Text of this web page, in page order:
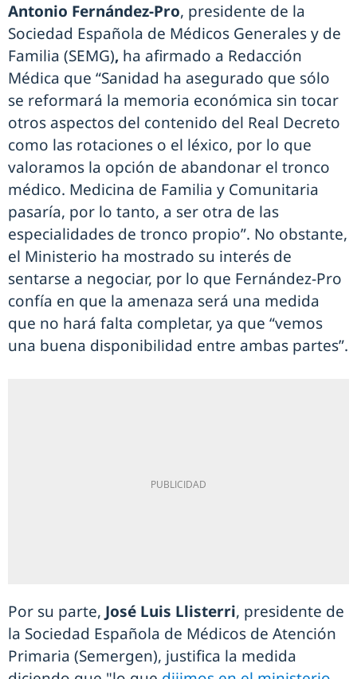
Antonio Fernández-Pro, presidente de la
Sociedad Española de Médicos Generales y de
Familia (SEMG), ha afirmado a Redacción
Médica que “Sanidad ha asegurado que sólo
se reformará la memoria económica sin tocar
otros aspectos del contenido del Real Decreto
como las rotaciones o el léxico, por lo que
valoramos la opción de abandonar el tronco
médico. Medicina de Familia y Comunitaria
pasaría, por lo tanto, a ser otra de las
especialidades de tronco propio”. No obstante,
el Ministerio ha mostrado su interés de
sentarse a negociar, por lo que Fernández-Pro
confía en que la amenaza será una medida
que no hará falta completar, ya que “vemos
una buena disponibilidad entre ambas partes”.
Por su parte, José Luis Llisterri, presidente de
la Sociedad Española de Médicos de Atención
Primaria (Semergen), justifica la medida